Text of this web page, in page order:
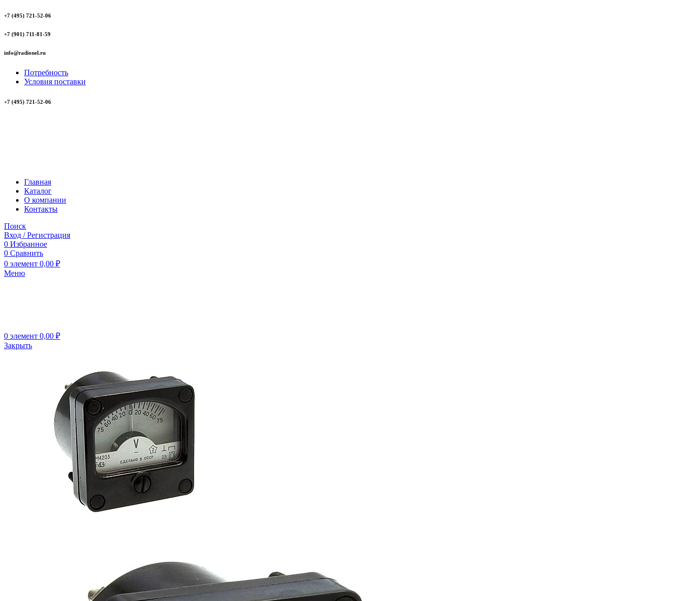
+7 (495) 721-52-06
+7 (901) 711-81-59
info@radionel.ru
Потребность
Условия поставки
+7 (495) 721-52-06
Главная
Каталог
О компании
Контакты
Поиск
Вход / Регистрация
0 Избранное
0 Сравнить
0 элемент 0,00 ₽
Меню
0 элемент 0,00 ₽
Закрыть